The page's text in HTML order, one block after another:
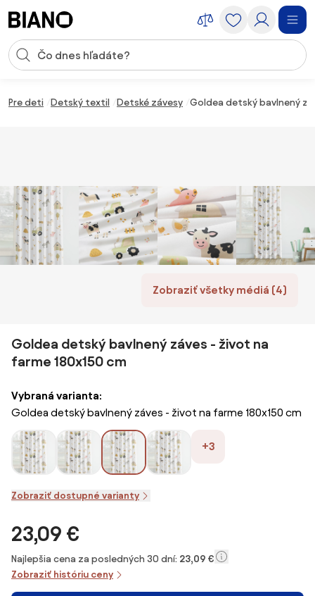
Vstup pre vyhľadávanie
Pre deti Detský textil Detské závesy Goldea detský bavlnený
Zobraziť všetky médiá (4)
Goldea detský bavlnený záves - život na
farme 180x150 cm
Vybraná varianta:
Goldea detský bavlnený záves - život na farme 180x150 cm
+3
Zobraziť dostupné varianty
23,09 €
Najlepšia cena za posledných 30 dní: 23,09 €
Zobraziť históriu ceny